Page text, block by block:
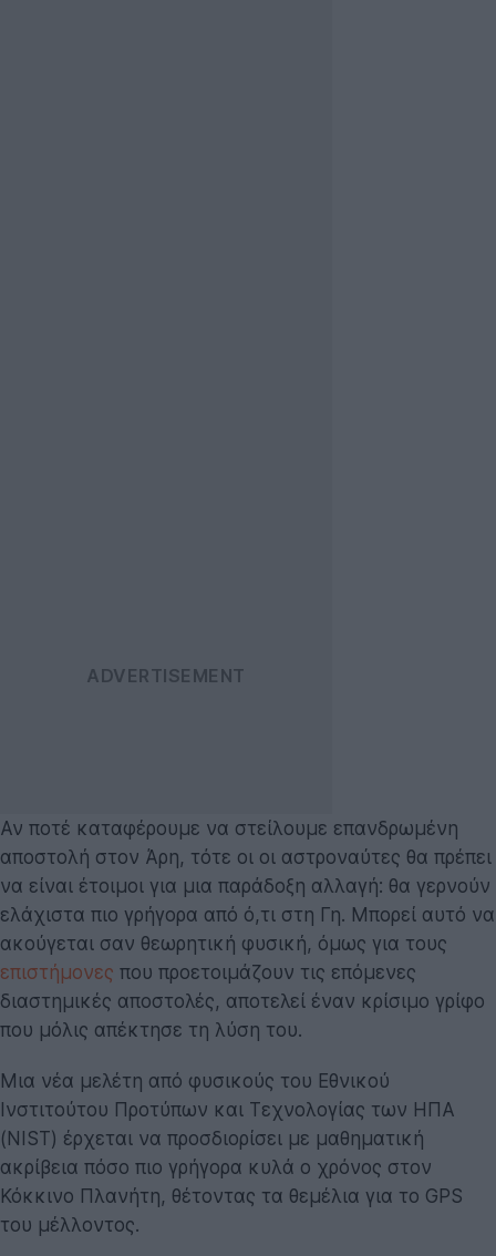
Αν ποτέ καταφέρουμε να στείλουμε επανδρωμένη
αποστολή στον Άρη, τότε οι οι αστροναύτες θα πρέπει
να είναι έτοιμοι για μια παράδοξη αλλαγή: θα γερνούν
ελάχιστα πιο γρήγορα από ό,τι στη Γη. Μπορεί αυτό να
ακούγεται σαν θεωρητική φυσική, όμως για τους
επιστήμονες που προετοιμάζουν τις επόμενες
διαστημικές αποστολές, αποτελεί έναν κρίσιμο γρίφο
που μόλις απέκτησε τη λύση του.
Μια νέα μελέτη από φυσικούς του Εθνικού
Ινστιτούτου Προτύπων και Τεχνολογίας των ΗΠΑ
(NIST) έρχεται να προσδιορίσει με μαθηματική
ακρίβεια πόσο πιο γρήγορα κυλά ο χρόνος στον
Κόκκινο Πλανήτη, θέτοντας τα θεμέλια για το GPS
του μέλλοντος.